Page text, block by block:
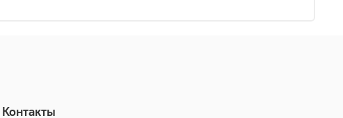
Контакты